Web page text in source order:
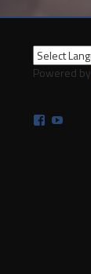
Powered by
Facebook